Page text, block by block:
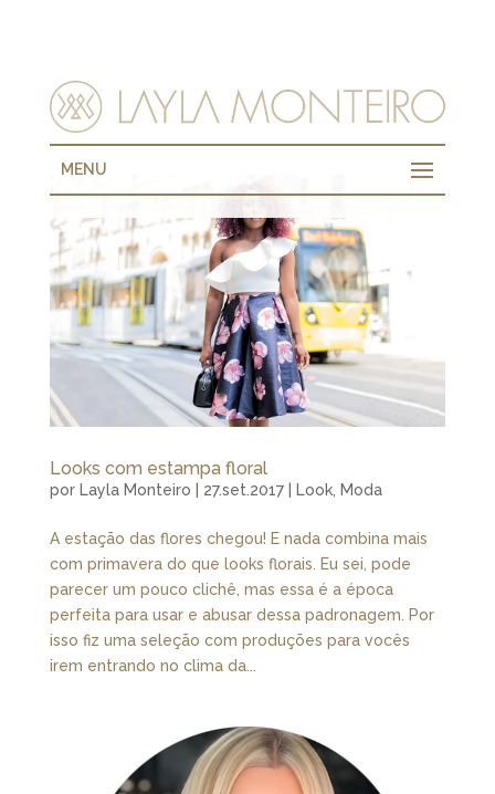
MENU
Looks com estampa floral
por Layla Monteiro | 27.set.2017| Look, Moda
A estação das flores chegou! E nada combina mais
com primavera do que looks florais. Eu sei, pode
parecer um pouco clichê, mas essa é a época
perfeita para usar e abusar dessa padronagem. Por
isso fiz uma seleção com produções para vocês
irem entrando no clima da...